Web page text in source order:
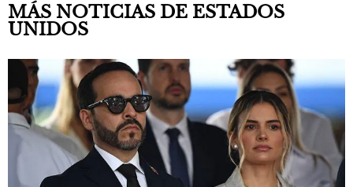
MÁS NOTICIAS DE ESTADOS
UNIDOS